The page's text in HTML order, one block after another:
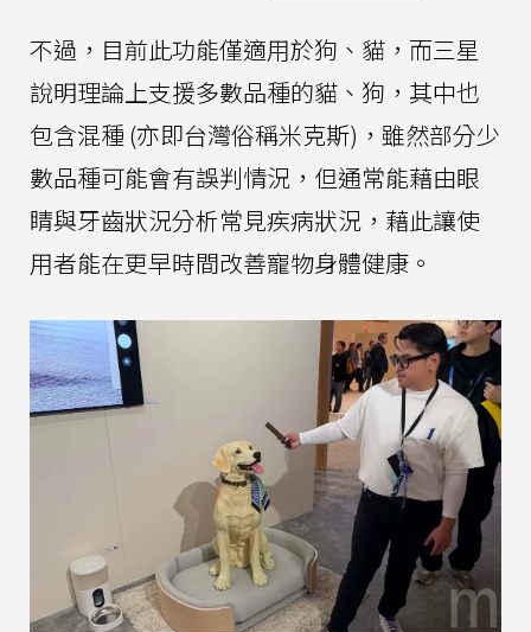
不過，目前此功能僅適用於狗、貓，而三星
說明理論上支援多數品種的貓、狗，其中也
包含混種 (亦即台灣俗稱米克斯)，雖然部分少
數品種可能會有誤判情況，但通常能藉由眼
睛與牙齒狀況分析常見疾病狀況，藉此讓使
用者能在更早時間改善寵物身體健康。